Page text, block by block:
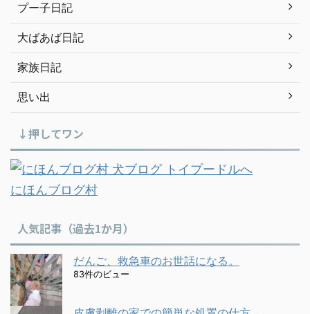
プー子日記
大ばあば日記
家族日記
思い出
↓押してワン
にほんブログ村
人気記事（過去1か月）
だんご、救急車のお世話になる。
83件のビュー